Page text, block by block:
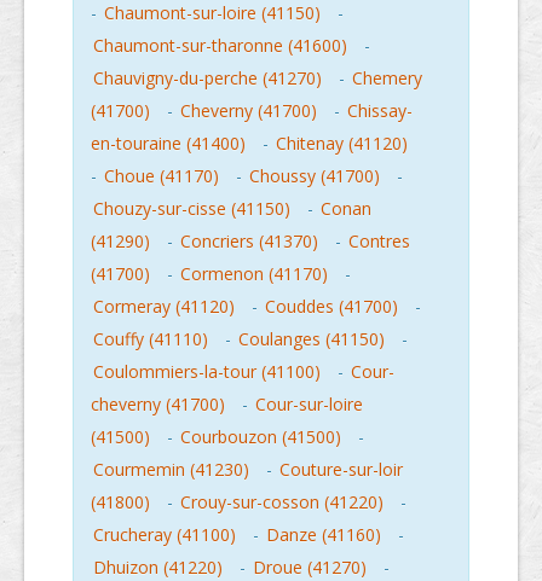
- Chaumont-sur-loire (41150)
-
Chaumont-sur-tharonne (41600)
-
Chauvigny-du-perche (41270)
- Chemery
(41700)
- Cheverny (41700) - Chissay-
en-touraine (41400)
- Chitenay (41120)
- Choue (41170) - Choussy (41700)
-
Chouzy-sur-cisse (41150)
- Conan
(41290)
- Concriers (41370) - Contres
(41700)
- Cormenon (41170)
-
Cormeray (41120)
- Couddes (41700)
-
Couffy (41110)
- Coulanges (41150)
-
Coulommiers-la-tour (41100)
- Cour-
cheverny (41700)
- Cour-sur-loire
(41500)
- Courbouzon (41500)
-
Courmemin (41230)
- Couture-sur-loir
(41800)
- Crouy-sur-cosson (41220)
-
Crucheray (41100)
- Danze (41160)
-
Dhuizon (41220)
- Droue (41270)
-